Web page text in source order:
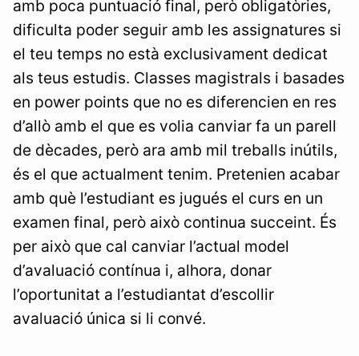
amb poca puntuació final, però obligatòries,
dificulta poder seguir amb les assignatures si
el teu temps no està exclusivament dedicat
als teus estudis. Classes magistrals i basades
en power points que no es diferencien en res
d’allò amb el que es volia canviar fa un parell
de dècades, però ara amb mil treballs inútils,
és el que actualment tenim. Pretenien acabar
amb què l’estudiant es jugués el curs en un
examen final, però això continua succeint. És
per això que cal canviar l’actual model
d’avaluació contínua i, alhora, donar
l’oportunitat a l’estudiantat d’escollir
avaluació única si li convé.